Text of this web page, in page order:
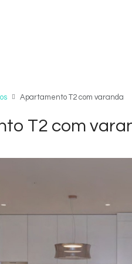
Apartamento T2 com varanda
T2 com